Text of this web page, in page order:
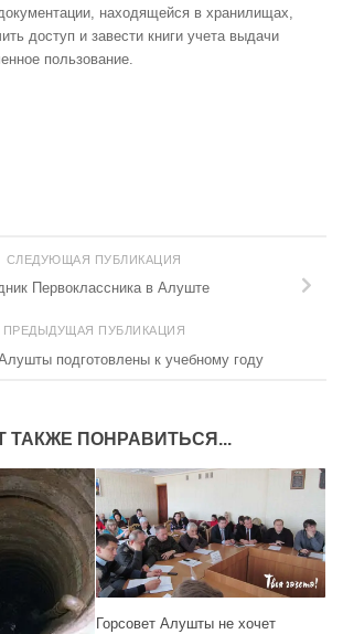
находящейся в хранилищах,
доступ и завести книги учета выдачи
пользование.
СЛЕДУЮЩАЯ ПУБЛИКАЦИЯ
Первоклассника в Алуште
ПРЕДЫДУЩАЯ ПУБЛИКАЦИЯ
подготовлены к учебному году
ТАКЖЕ ПОНРАВИТЬСЯ...
Горсовет Алушты не хочет